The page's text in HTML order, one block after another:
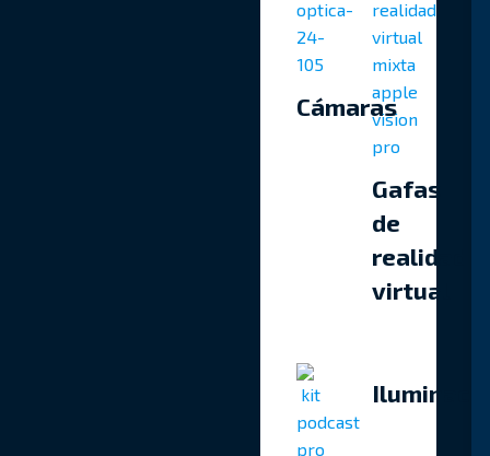
Cámaras
Gafas
de
realidad
virtual